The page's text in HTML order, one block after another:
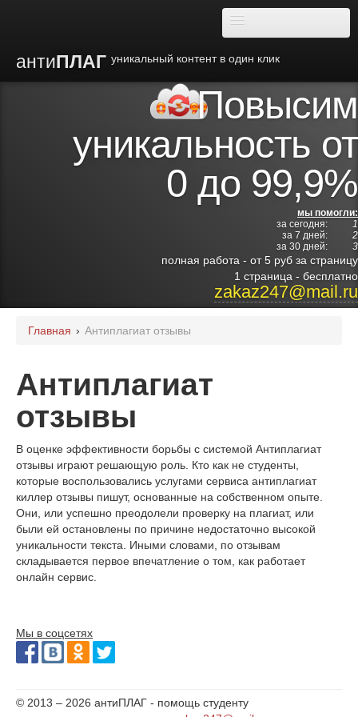
антиПЛАГ уникальный контент в один клик
Преимущества
Институты
О сервисе
Повысим
уникальность от
0 до 99,9%
мы помогли:
за сегодня:
1
за 7 дней:
2
за 30 дней:
3
полная работа - от 5 руб за страницу
1 страница - бесплатно
zakaz247@mail.ru
Главная › Антиплагиат отзывы
Антиплагиат
отзывы
В оценке эффективности борьбы с системой Антиплагиат
отзывы играют решающую роль. Кто как не студенты,
которые воспользовались услугами сервиса антиплагиат
киллер отзывы пишут, основанные на собственном опыте.
Они, или успешно преодолели проверку на плагиат, или
были ей остановлены по причине недостаточно высокой
уникальности текста. Иными словами, по отзывам
складывается первое впечатление о том, как работает
онлайн сервис.
Мы в соцсетях
© 2013 – 2026 антиПЛАГ - помощь студенту